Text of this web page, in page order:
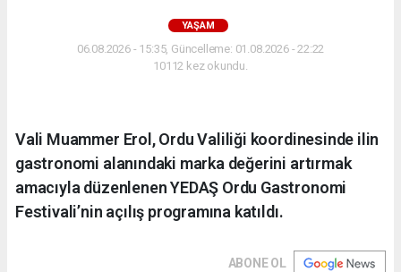
YAŞAM
06.08.2026 - 15:35, Güncelleme: 01.08.2026 - 22:22
10112 kez okundu.
Vali Muammer Erol, Ordu Valiliği koordinesinde ilin
gastronomi alanındaki marka değerini artırmak
amacıyla düzenlenen YEDAŞ Ordu Gastronomi
Festivali’nin açılış programına katıldı.
ABONE OL